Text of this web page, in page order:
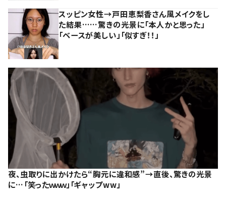
スッピン女性→戸田恵梨香さん風メイクをし
た結果……驚きの光景に「本人かと思った」
「ベースが美しい」「似すぎ！！」
夜、虫取りに出かけたら“胸元に違和感”→直後、驚きの光景
に…「笑ったｗｗｗ」「ギャップww」